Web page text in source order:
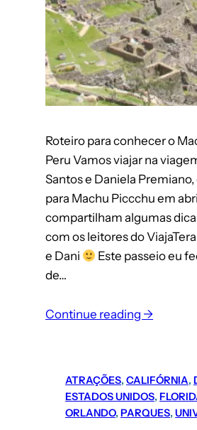
Roteiro para conhecer o
Peru Vamos viajar na
Santos e Daniela
para Machu Piccchu em
compartilham algumas
com os leitores do
e Dani
Este passeio eu
de…
Continue reading →
ATRAÇÕES, CALIFÓRNIA,
ESTADOS UNIDOS,
ORLANDO, PARQUES,